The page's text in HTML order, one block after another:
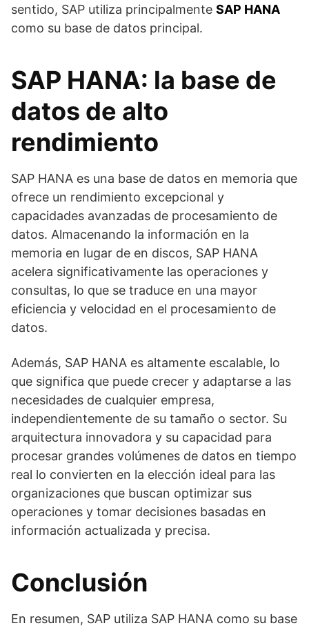
sentido, SAP utiliza principalmente SAP HANA
como su base de datos principal.
SAP HANA: la base de
datos de alto
rendimiento
SAP HANA es una base de datos en memoria que
ofrece un rendimiento excepcional y
capacidades avanzadas de procesamiento de
datos. Almacenando la información en la
memoria en lugar de en discos, SAP HANA
acelera significativamente las operaciones y
consultas, lo que se traduce en una mayor
eficiencia y velocidad en el procesamiento de
datos.
Además, SAP HANA es altamente escalable, lo
que significa que puede crecer y adaptarse a las
necesidades de cualquier empresa,
independientemente de su tamaño o sector. Su
arquitectura innovadora y su capacidad para
procesar grandes volúmenes de datos en tiempo
real lo convierten en la elección ideal para las
organizaciones que buscan optimizar sus
operaciones y tomar decisiones basadas en
información actualizada y precisa.
Conclusión
En resumen, SAP utiliza SAP HANA como su base